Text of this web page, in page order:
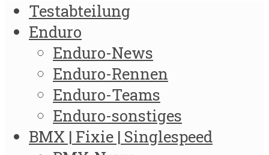
Testabteilung
Enduro
Enduro-News
Enduro-Rennen
Enduro-Teams
Enduro-sonstiges
BMX | Fixie | Singlespeed